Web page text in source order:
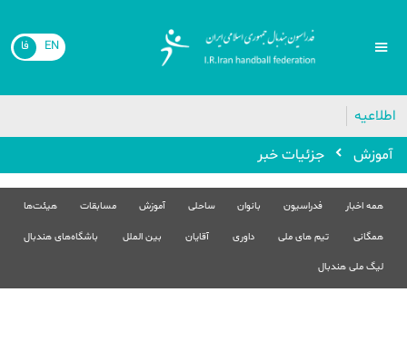
EN فا
اطلاعیه
🔴
آموزش
جزئیات خبر
همه اخبار فدراسیون بانوان ساحلی آموزش مسابقات هیئت‌ها
همگانی تیم های ملی داوری آقایان بین الملل باشگاه‌های هندبال
لیگ ملی هندبال